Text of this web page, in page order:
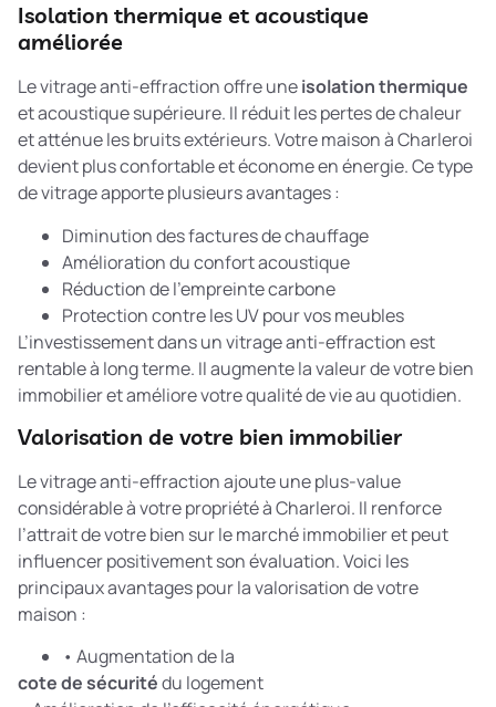
Isolation thermique et acoustique
améliorée
Le vitrage anti-effraction offre uneisolation thermique
et acoustique supérieure. Il réduit les pertes de chaleur
et atténue les bruits extérieurs. Votre maison à Charleroi
devient plus confortable et économe en énergie. Ce type
de vitrage apporte plusieurs avantages :
Diminution des factures de chauffage
Amélioration du confort acoustique
Réduction de l’empreinte carbone
Protection contre les UV pour vos meubles
L’investissement dans un vitrage anti-effraction est
rentable à long terme. Il augmente la valeur de votre bien
immobilier et améliore votre qualité de vie au quotidien.
Valorisation de votre bien immobilier
Le vitrage anti-effraction ajoute une plus-value
considérable à votre propriété à Charleroi. Il renforce
l’attrait de votre bien sur le marché immobilier et peut
influencer positivement son évaluation. Voici les
principaux avantages pour la valorisation de votre
maison :
• Augmentation de la
cote de sécuritédu logement